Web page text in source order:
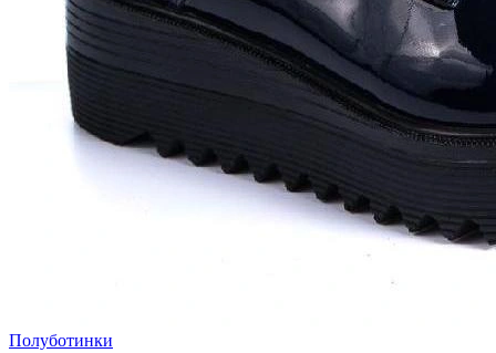
Полуботинки